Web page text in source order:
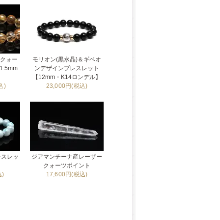
ォー
)
モリオン(黒水晶)＆ギベオ
ンデザインブレスレット
【12mm・K14ロンデル】
23,000円(税込)
レッ
)
ジアマンチーナ産レーザー
クォーツポイント
17,600円(税込)